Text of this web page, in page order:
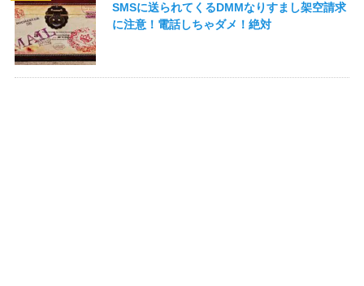
SMSに送られてくるDMMなりすまし架空請求
に注意！電話しちゃダメ！絶対